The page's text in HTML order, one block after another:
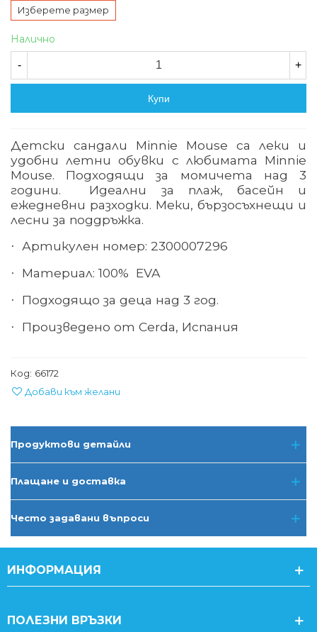
Изберете размер
Налично
- +
Купи
Детски сандали Minnie Mouse са леки и
удобни летни обувки с любимата Minnie
Mouse. Подходящи за момичета над 3
години. Идеални за плаж, басейн и
ежедневни разходки. Меки, бързосъхнещи и
лесни за поддръжка.
· Артикулен номер: 2300007296
· Материал: 100% EVA
· Подходящо за деца над 3 год.
· Произведено от Cerda, Испания
Код: 66172
Добави към желани
Продуктови детайли
Плащане и доставка
Често задавани въпроси
ИНФОРМАЦИЯ
ПОЛЕЗНИ ВРЪЗКИ